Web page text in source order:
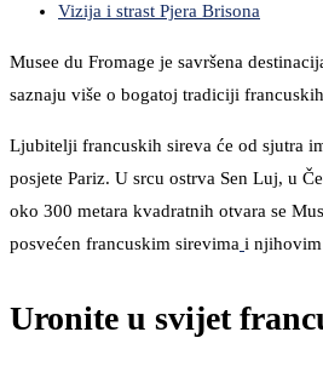
Vizija i strast Pjera Brisona
Musee du Fromage je savršena
saznaju više o bogatoj tradiciji
Ljubitelji francuskih sireva će od sjutra
posjete Pariz. U srcu ostrva Sen Luj, u
oko 300 metara kvadratnih otvara se
posvećen francuskim sirevima i njihovim
Uronite u svijet